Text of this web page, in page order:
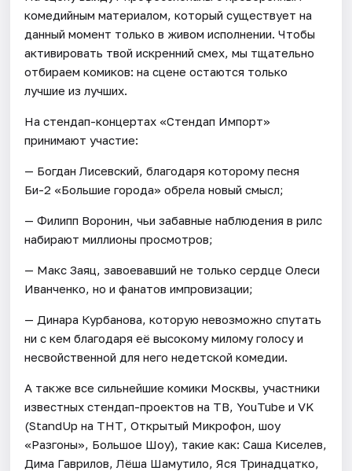
комедийным материалом, который существует на
данный момент только в живом исполнении. Чтобы
активировать твой искренний смех, мы тщательно
отбираем комиков: на сцене остаются только
лучшие из лучших.
На стендап-концертах «Стендап Импорт»
принимают участие:
— Богдан Лисевский, благодаря которому песня
Би-2 «Большие города» обрела новый смысл;
— Филипп Воронин, чьи забавные наблюдения в рилс
набирают миллионы просмотров;
— Макс Заяц, завоевавший не только сердце Олеси
Иванченко, но и фанатов импровизации;
— Динара Курбанова, которую невозможно спутать
ни с кем благодаря её высокому милому голосу и
несвойственной для него недетской комедии.
А также все сильнейшие комики Москвы, участники
известных стендап-проектов на ТВ, YouTube и VK
(StandUp на ТНТ, Открытый Микрофон, шоу
«Разгоны», Большое Шоу), такие как: Саша Киселев,
Дима Гаврилов, Лёша Шамутило, Яся Тринадцатко,